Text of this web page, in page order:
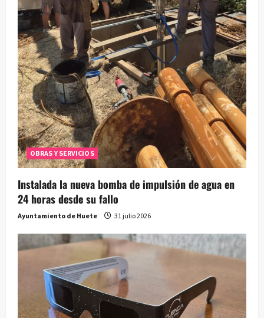
OBRAS Y SERVICIOS
Instalada la nueva bomba de impulsión de agua en
24 horas desde su fallo
Ayuntamiento de Huete 31 julio 2026